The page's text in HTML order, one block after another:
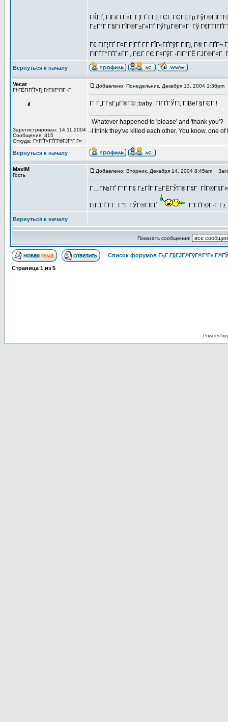
ГЌГҐ, ГІГіГІ Г¤Г Г¦ГҐ Г­ГЁГЄГ ГЄГЁГµ
Г±Г°Г Г§Гі ГЇГ®Г±Г«ГҐ ГўГµГ®Г¤Г Гў
Г€ ГіГ¦ГҐ Г¤Г Г¦ГҐ Г­Г ГЇГ«ГҐГўГ ГІГј, Г®
ГІГҐГ°ГҐГ±Г­Г , ГЄГ ГЄ Г¤ГўГ -ГІГ°ГЁ ГЈГ®Г¤Г
Вернуться к началу
Vecar
Г†ГЁГІГҐГ«Гј ГґГ®Г°ГіГ¬Г
Зарегистрирован: 14.11.2004
Сообщения: 315
Откуда: Г‡ГҐГ«ГҐГ­Г®ГЈГ°Г Г¤
Добавлено: Понедельник, Декабря 13, 2004 1:36pm
Г‘ Г„Г­ГѕГµГ®Г© :baby: ГІГҐГЎГї, ГІВёГ§ГЄГ !
-Whatever happened to 'please' and 'thank you'?
-I think they've killed each other. You know, one
Вернуться к началу
MaxiM
Гость
Добавлено: Вторник, Декабря 14, 2004 8:45am
Г…Г№ГҐ Г°Г Г§ Г±ГЇГ Г±ГЁГЎГ® Г§Г
ГіГ¦ГҐ Г­Г Г°Г ГЎГ®ГІГҐ Г‘ГҐГ©Г·Г
Вернуться к началу
Показать сообщения:
Список форумов ГђГ Г§ГЈГ®ГўГ®Г°Г»
Страница 1 из 5
Powered by